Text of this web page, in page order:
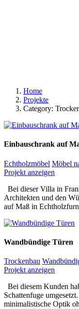
Home
Projekte
Category:
Einbauschrank auf
Echtholzmöbel Möbel
Projekt anzeigen
Bei dieser Villa in
Architekten und den
auf Maß in
Wandbündige Türen
Trockenbau
Projekt anzeigen
Bei diesem Kunden
Schattenfuge
minimalistische Optik